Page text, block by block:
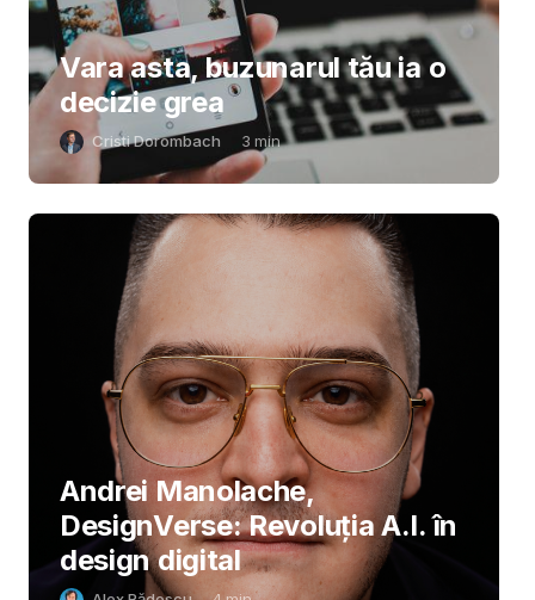
Vara asta, buzunarul tău ia o
decizie grea
Cristi Dorombach 3 min
Andrei Manolache,
DesignVerse: Revoluția A.I. în
design digital